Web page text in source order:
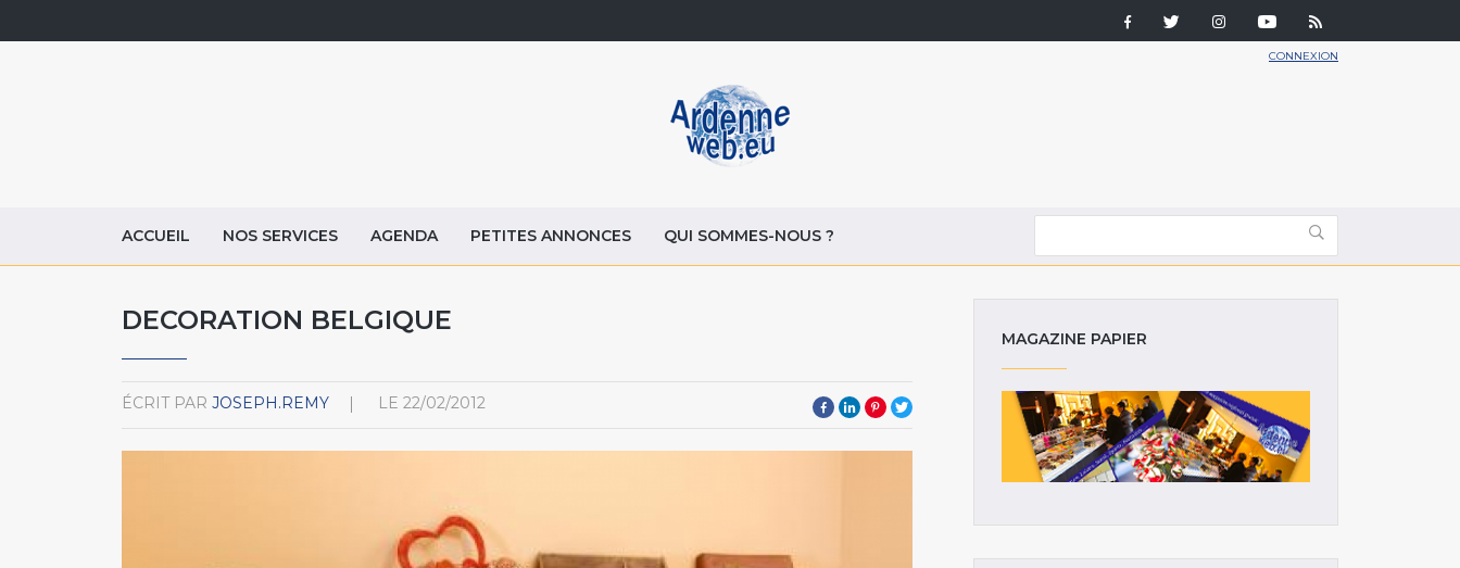
CONNEXION
ACCUEIL NOS SERVICES AGENDA PETITES ANNONCES QUI SOMMES-NOUS ?
DECORATION BELGIQUE
ÉCRIT PAR JOSEPH.REMY LE 22/02/2012
MAGAZINE PAPIER